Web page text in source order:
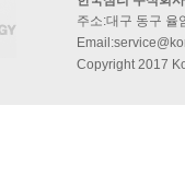
주소:대구 동구 율
Copyright 2017